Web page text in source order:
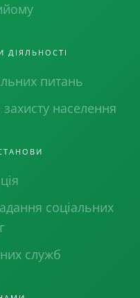
питань
населення
соціальних
служб